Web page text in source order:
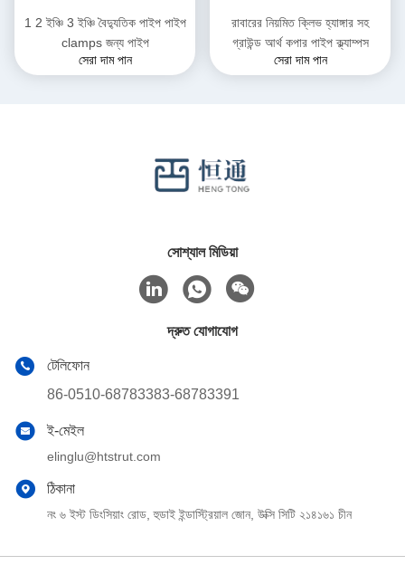
1 2 ইঞ্চি 3 ইঞ্চি বৈদ্যুতিক পাইপ পাইপ
clamps জন্য পাইপ
সেরা দাম পান
রাবারের নিয়মিত ক্লিভ হ্যাঙ্গার সহ
গ্রাউন্ড আর্থ কপার পাইপ ক্ল্যাম্পস
সেরা দাম পান
সোশ্যাল মিডিয়া
দ্রুত যোগাযোগ
টেলিফোন
86-0510-68783383-68783391
ই-মেইল
elinglu@htstrut.com
ঠিকানা
নং ৬ ইস্ট ডিংসিয়াং রোড, হুডাই ইন্ডাস্ট্রিয়াল জোন, উক্সি সিটি ২১৪১৬১ চীন